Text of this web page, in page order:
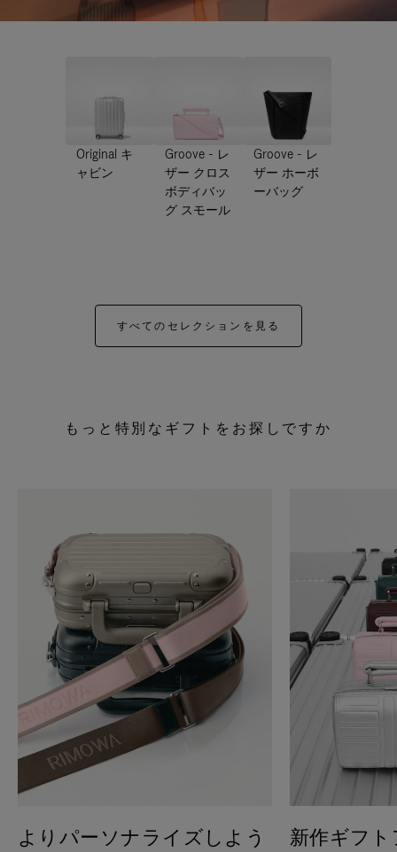
Original キ
ャビン
Groove - レ
ザー クロス
ボディバッ
グ スモール
Groove - レ
ザー ホーボ
ーバッグ
すべてのセレクションを見る
もっと特別なギフトをお探しですか
よりパーソナライズしよう 新作ギフ